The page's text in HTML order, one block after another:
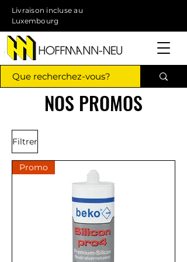
Livraison incluse au
Luxembourg
NOS PROMOS
Filtrer
Promo